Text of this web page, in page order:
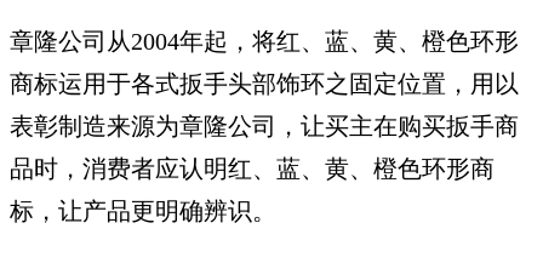
章隆公司从2004年起，将红、蓝、黄、橙色环形
商标运用于各式扳手头部饰环之固定位置，用以
表彰制造来源为章隆公司，让买主在购买扳手商
品时，消费者应认明红、蓝、黄、橙色环形商
标，让产品更明确辨识。